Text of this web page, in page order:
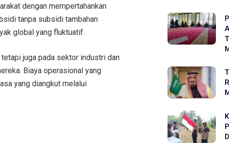
dengan mempertahankan
tanpa subsidi tambahan
global yang fluktuatif.
juga pada sektor industri dan
Biaya operasional yang
yang diangkut melalui